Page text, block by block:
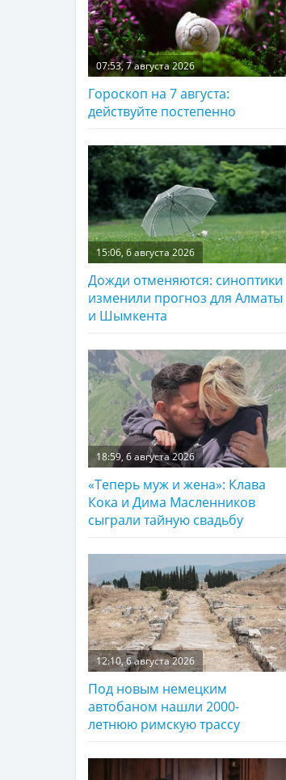
07:53, 7 августа 2026
Гороскоп на 7 августа:
действуйте постепенно
15:06, 6 августа 2026
Дожди отменяются: синоптики
изменили прогноз для Алматы
и Шымкента
18:59, 6 августа 2026
«Теперь муж и жена»: Клава
Кока и Дима Масленников
сыграли тайную свадьбу
12:10, 6 августа 2026
Под новым немецким
автобаном нашли 2000-
летнюю римскую трассу